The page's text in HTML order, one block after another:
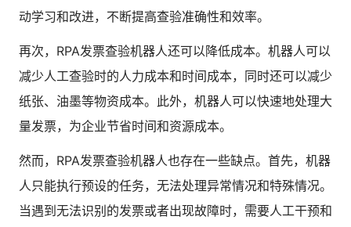
动学习和改进，不断提高查验准确性和效率。
再次，RPA发票查验机器人还可以降低成本。机器人可以
减少人工查验时的人力成本和时间成本，同时还可以减少
纸张、油墨等物资成本。此外，机器人可以快速地处理大
量发票，为企业节省时间和资源成本。
然而，RPA发票查验机器人也存在一些缺点。首先，机器
人只能执行预设的任务，无法处理异常情况和特殊情况。
当遇到无法识别的发票或者出现故障时，需要人工干预和